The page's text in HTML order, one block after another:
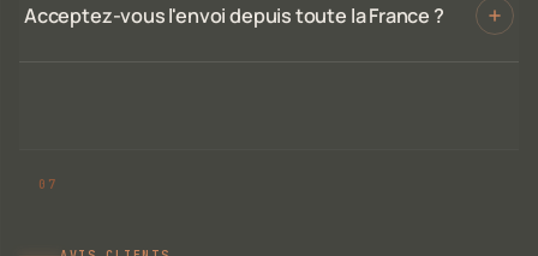
Acceptez-vous l'envoi depuis toute la France ?